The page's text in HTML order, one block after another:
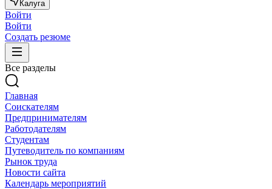
Калуга
Войти
Войти
Создать резюме
Все разделы
Главная
Соискателям
Предпринимателям
Работодателям
Студентам
Путеводитель по компаниям
Рынок труда
Новости сайта
Календарь мероприятий